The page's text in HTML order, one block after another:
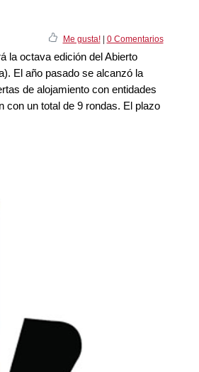
Me gusta!| 0 Comentarios
la octava edición del Abierto
El año pasado se alcanzó la
de alojamiento con entidades
con un total de 9 rondas. El plazo